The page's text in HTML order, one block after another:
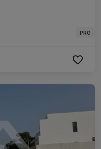
PRO